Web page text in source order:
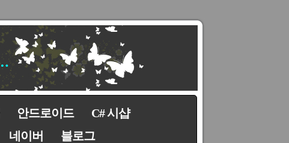
안드로이드
C# 시샵
네이버 블로그